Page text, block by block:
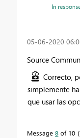
In
‎05-06-2020
Source
Correcto,
simplemente
que usar las
Message 8 of 10